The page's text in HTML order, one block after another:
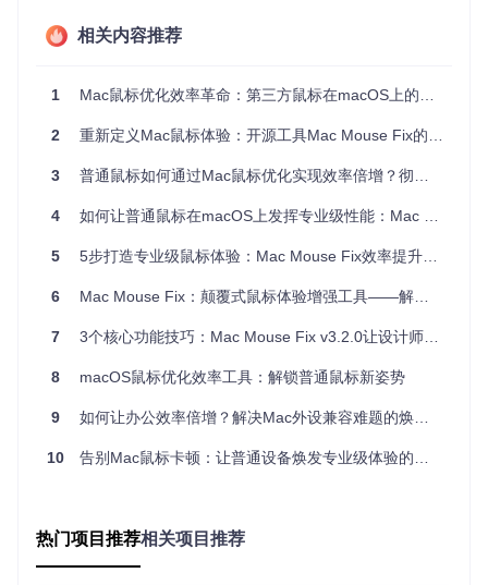
s的线性滚动逻辑存在根本区别。普通鼠标在Mac上滚动时，
往往因为缺乏针对这种算法的优化，导致体验卡顿生硬，如同
最后，手势系统集成度低
：Mac的手势操作体系主要为触控板
设计，鼠标设备难以充分利用这一系统特性。这就像给钢琴家
一架只有白键的钢琴，无法演奏完整的乐曲。
识别典型症状与影响
当你的鼠标在Mac上出现以下症状时，说明正遭受这些兼容性
滚动异常 ：页面滚动卡顿、跳跃或灵敏度不适
手势缺失：无法使用 Mission Control、Launchpad 等系统
平均操作效率提升可达25-35%，应用切换速度提高40%，尤
Mac Mouse Fix的核心价值在于构建了一座连接普通鼠标与m
acOS的"翻译桥梁"，将鼠标的原始输入转化为系统能够理解并
高效响应的指令。这一过程通过三个关键技术实现：
相关内容推荐
1 Mac鼠标优化效率革命：第三方鼠标在macOS上的专业级体验提升指南
2 重新定义Mac鼠标体验：开源工具Mac Mouse Fix的颠覆性革新
3 普通鼠标如何通过Mac鼠标优化实现效率倍增？彻底解决卡顿与功能缺失问题
4 如何让普通鼠标在macOS上发挥专业级性能：Mac Mouse Fix深度优化指南
5 5步打造专业级鼠标体验：Mac Mouse Fix效率提升全攻略
6 Mac Mouse Fix：颠覆式鼠标体验增强工具——解决Mac输入设备痛点的终极方案
7 3个核心功能技巧：Mac Mouse Fix v3.2.0让设计师与程序员效率提升35%
8 macOS鼠标优化效率工具：解锁普通鼠标新姿势
9 如何让办公效率倍增？解决Mac外设兼容难题的焕新体验
10 告别Mac鼠标卡顿：让普通设备焕发专业级体验的秘密
热门项目推荐相关项目推荐